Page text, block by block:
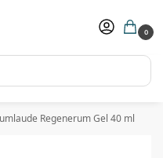
0
-30%
(compras superiores a 150€)
Regenerum Gel 40 ml